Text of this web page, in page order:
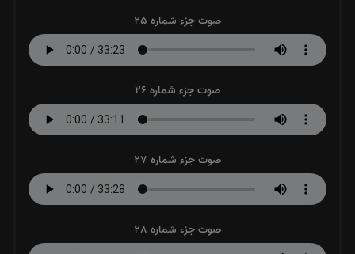
صوت جزء شماره 25
صوت جزء شماره 26
صوت جزء شماره 27
صوت جزء شماره 28